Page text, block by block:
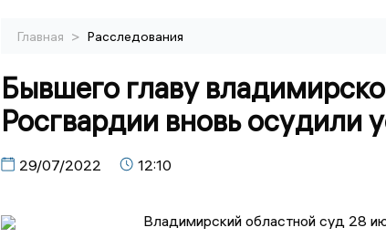
Главная > Расследования
Бывшего главу
Росгвардии вновь осудили
29/07/2022 12:10
Владимирский областной суд 28